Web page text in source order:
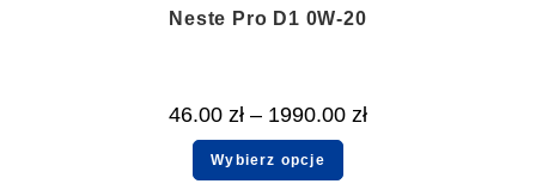
Neste Pro D1 0W-20
46.00 zł – 1990.00 zł
Wybierz opcje